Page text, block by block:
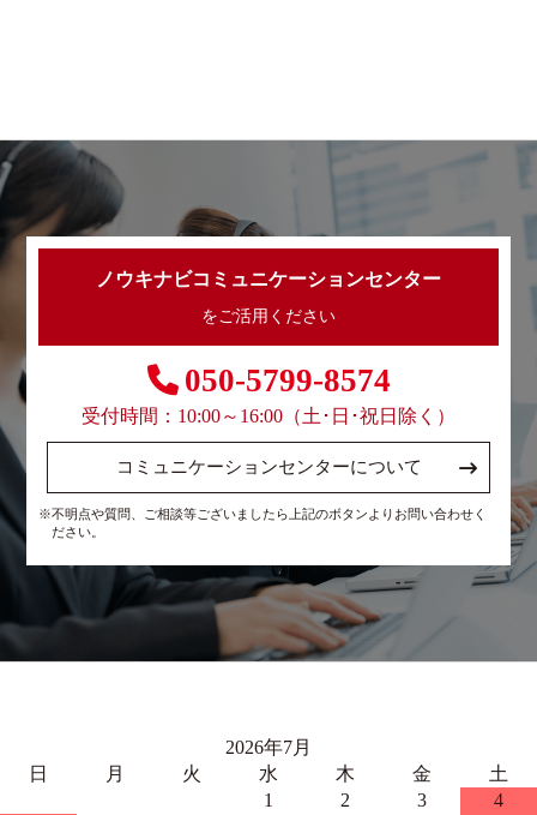
ノウキナビコミュニケーションセンター
をご活用ください
050-5799-8574
受付時間：10:00～16:00（土･日･祝日除く）
コミュニケーションセンターについて
※不明点や質問、ご相談等ございましたら上記のボタンよりお問い合わせく
ださい。
2026年7月
日
月 火 水 木 金
土
1
2 3
4